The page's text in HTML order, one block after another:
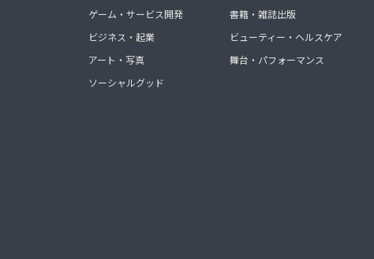
ゲーム・サービス開発
ビジネス・起業
アート・写真
ソーシャルグッド
書籍・雑誌出版
ビューティー・ヘルスケア
舞台・パフォーマンス